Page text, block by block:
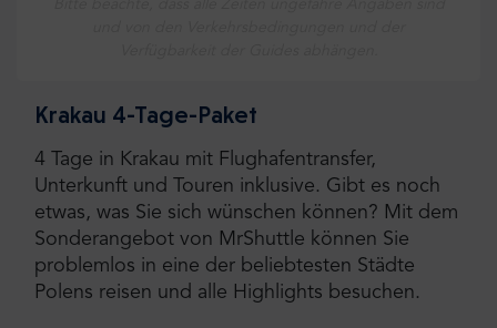
Krakau 4-Tage-Paket
4 Tage in Krakau mit Flughafentransfer,
Unterkunft und Touren inklusive. Gibt es noch
etwas, was Sie sich wünschen können? Mit dem
Sonderangebot von MrShuttle können Sie
problemlos in eine der beliebtesten Städte
Polens reisen und alle Highlights besuchen.